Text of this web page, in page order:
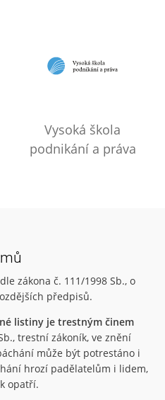
Vysoká škola
podnikání a práva
dle zákona č. 111/1998 Sb., o
předpisů.
listiny je trestným činem
trestní zákoník, ve znění
může být potrestáno i
hrozí padělatelům i lidem,
opatří.